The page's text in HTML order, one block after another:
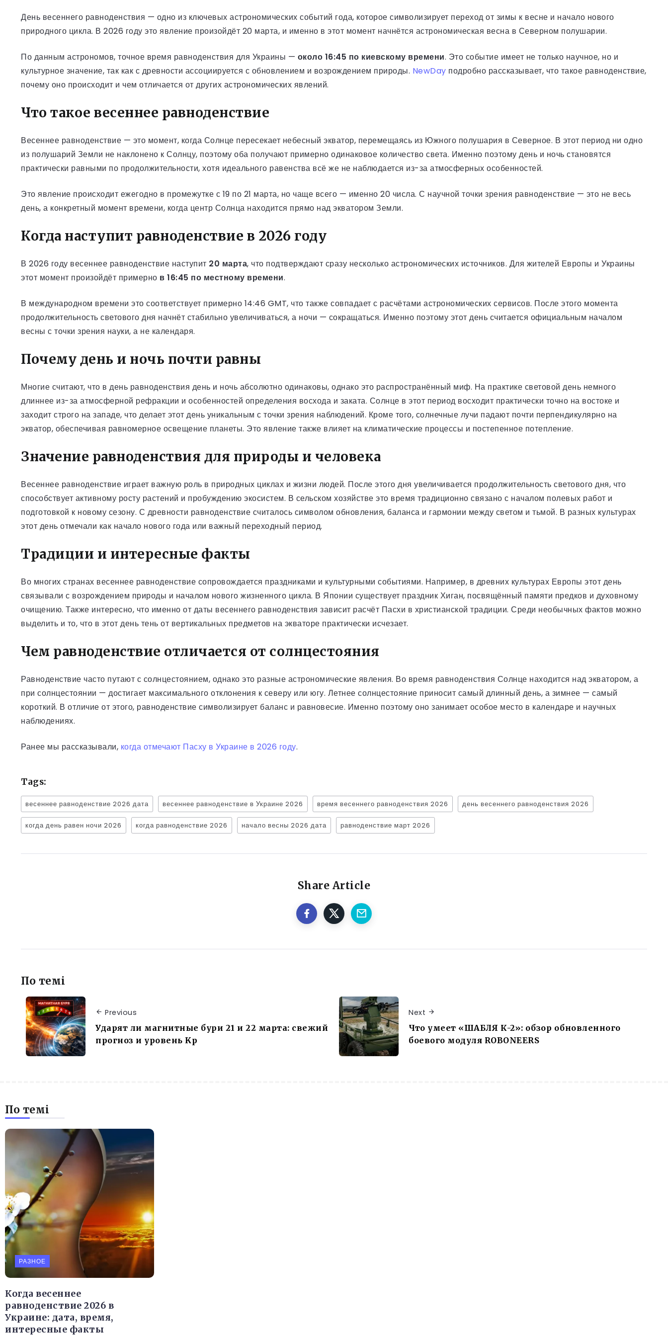
День весеннего равноденствия — одно из ключевых астрономических событий года, которое символизирует переход от зимы к весне и начало нового
природного цикла. В 2026 году это явление произойдёт 20 марта, и именно в этот момент начнётся астрономическая весна в Северном полушарии.
По данным астрономов, точное время равноденствия для Украины — около 16:45 по киевскому времени. Это событие имеет не только научное, но и
культурное значение, так как с древности ассоциируется с обновлением и возрождением природы. NewDay подробно рассказывает, что такое равноденствие,
почему оно происходит и чем отличается от других астрономических явлений.
Что такое весеннее равноденствие
Весеннее равноденствие — это момент, когда Солнце пересекает небесный экватор, перемещаясь из Южного полушария в Северное. В этот период ни одно
из полушарий Земли не наклонено к Солнцу, поэтому оба получают примерно одинаковое количество света. Именно поэтому день и ночь становятся
практически равными по продолжительности, хотя идеального равенства всё же не наблюдается из-за атмосферных особенностей.
Это явление происходит ежегодно в промежутке с 19 по 21 марта, но чаще всего — именно 20 числа. С научной точки зрения равноденствие — это не весь
день, а конкретный момент времени, когда центр Солнца находится прямо над экватором Земли.
Когда наступит равноденствие в 2026 году
В 2026 году весеннее равноденствие наступит 20 марта, что подтверждают сразу несколько астрономических источников. Для жителей Европы и Украины
этот момент произойдёт примерно в 16:45 по местному времени.
В международном времени это соответствует примерно 14:46 GMT, что также совпадает с расчётами астрономических сервисов. После этого момента
продолжительность светового дня начнёт стабильно увеличиваться, а ночи — сокращаться. Именно поэтому этот день считается официальным началом
весны с точки зрения науки, а не календаря.
Почему день и ночь почти равны
Многие считают, что в день равноденствия день и ночь абсолютно одинаковы, однако это распространённый миф. На практике световой день немного
длиннее из-за атмосферной рефракции и особенностей определения восхода и заката. Солнце в этот период восходит практически точно на востоке и
заходит строго на западе, что делает этот день уникальным с точки зрения наблюдений. Кроме того, солнечные лучи падают почти перпендикулярно на
экватор, обеспечивая равномерное освещение планеты. Это явление также влияет на климатические процессы и постепенное потепление.
Значение равноденствия для природы и человека
Весеннее равноденствие играет важную роль в природных циклах и жизни людей. После этого дня увеличивается продолжительность светового дня, что
способствует активному росту растений и пробуждению экосистем. В сельском хозяйстве это время традиционно связано с началом полевых работ и
подготовкой к новому сезону. С древности равноденствие считалось символом обновления, баланса и гармонии между светом и тьмой. В разных культурах
этот день отмечали как начало нового года или важный переходный период.
Традиции и интересные факты
Во многих странах весеннее равноденствие сопровождается праздниками и культурными событиями. Например, в древних культурах Европы этот день
связывали с возрождением природы и началом нового жизненного цикла. В Японии существует праздник Хиган, посвящённый памяти предков и духовному
очищению. Также интересно, что именно от даты весеннего равноденствия зависит расчёт Пасхи в христианской традиции. Среди необычных фактов можно
выделить и то, что в этот день тень от вертикальных предметов на экваторе практически исчезает.
Чем равноденствие отличается от солнцестояния
Равноденствие часто путают с солнцестоянием, однако это разные астрономические явления. Во время равноденствия Солнце находится над экватором, а
при солнцестоянии — достигает максимального отклонения к северу или югу. Летнее солнцестояние приносит самый длинный день, а зимнее — самый
короткий. В отличие от этого, равноденствие символизирует баланс и равновесие. Именно поэтому оно занимает особое место в календаре и научных
наблюдениях.
Ранее мы рассказывали, когда отмечают Пасху в Украине в 2026 году.
Tags:
весеннее равноденствие 2026 дата весеннее равноденствие в Украине 2026 время весеннего равноденствия 2026 день весеннего равноденствия 2026
когда день равен ночи 2026 когда равноденствие 2026 начало весны 2026 дата равноденствие март 2026
Share Article
По темі
Previous
Ударят ли магнитные бури 21 и 22 марта: свежий
прогноз и уровень Kp
Next
Что умеет «ШАБЛЯ К-2»: обзор обновленного
боевого модуля ROBONEERS
По темі
РАЗНОЕ
Когда весеннее
равноденствие 2026 в
Украине: дата, время,
интересные факты